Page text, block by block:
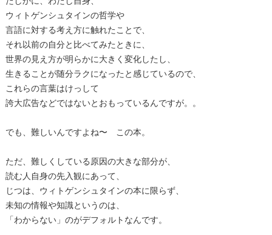
ウィトゲンシュタインの哲学や
言語に対する考え方に触れたことで、
それ以前の自分と比べてみたときに、
世界の見え方が明らかに大きく変化したし、
生きることが随分ラクになったと感じているので、
これらの言葉はけっして
誇大広告などではないとおもっているんですが。。
でも、難しいんですよね〜 この本。
ただ、難しくしている原因の大きな部分が、
読む人自身の先入観にあって、
じつは、ウィトゲンシュタインの本に限らず、
未知の情報や知識というのは、
「わからない」のがデフォルトなんです。